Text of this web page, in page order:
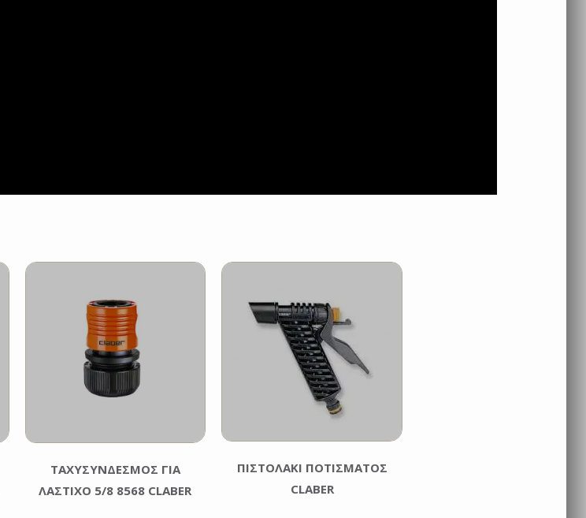
ΤΑΧΥΣΥΝΔΕΣΜΟΣ ΓΙΑ
ΛΑΣΤΙΧΟ 5/8 8568 CLABER
ΠΙΣΤΟΛΑΚΙ ΠΟΤΙΣΜΑΤΟΣ
CLABER